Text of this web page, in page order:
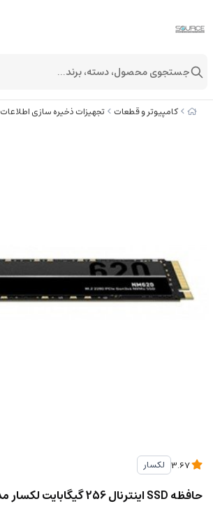
کامپیوتر و قطعات تجهیزات ذخیره سازی اطلاعات
لکسار
جستجوی محصول، دسته، برند...